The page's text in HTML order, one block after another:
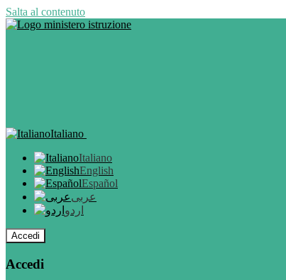
Salta al contenuto
Italiano
Italiano
English
Español
عربى
اردو
Accedi
Accedi